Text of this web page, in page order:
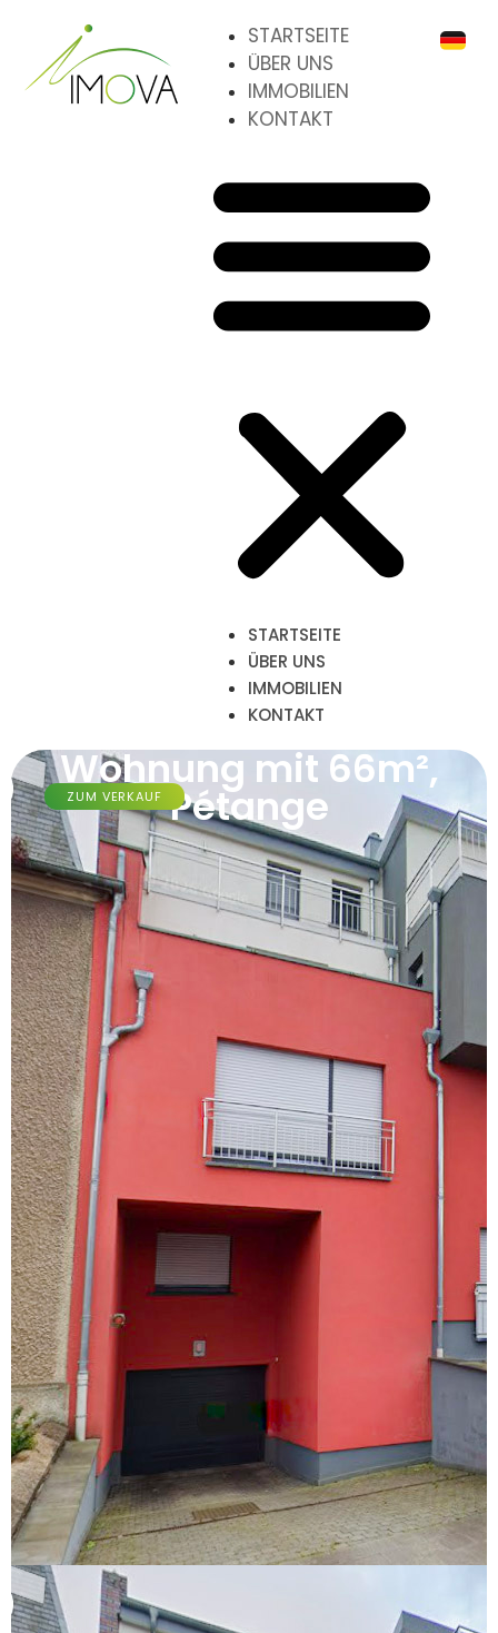
STARTSEITE
ÜBER UNS
IMMOBILIEN
KONTAKT
STARTSEITE
ÜBER UNS
IMMOBILIEN
KONTAKT
Wohnung mit 66m²,
Pétange
ZUM VERKAUF